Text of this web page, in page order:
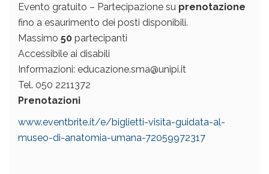
Evento gratuito – Partecipazione su prenotazione
fino a esaurimento dei posti disponibili.
Massimo 50 partecipanti
Accessibile ai disabili
Informazioni: educazione.sma@unipi.it
Tel. 050 2211372
Prenotazioni
www.eventbrite.it/e/biglietti-visita-guidata-al-
museo-di-anatomia-umana-72059972317